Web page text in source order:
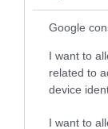
Google
I want to
related to
device
I want to